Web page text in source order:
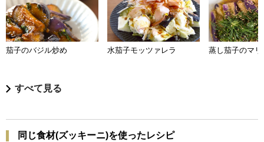
茄子のバジル炒め 水茄子モッツァレラ 蒸し茄子のマリ
すべて見る
同じ食材(ズッキーニ)を使ったレシピ